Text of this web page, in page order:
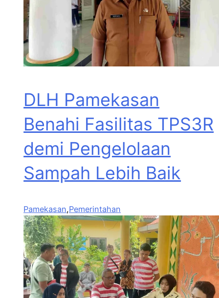
DLH Pamekasan
Benahi Fasilitas TPS3R
demi Pengelolaan
Sampah Lebih Baik
Pamekasan,Pemerintahan